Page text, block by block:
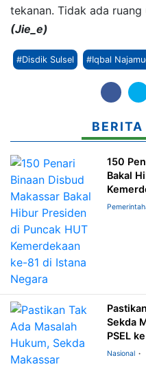
tekanan. Tidak ada ruang
(Jie_e)
#Disdik Sulsel #Iqbal
150
Bakal
Sekda
PSEL
Nasional